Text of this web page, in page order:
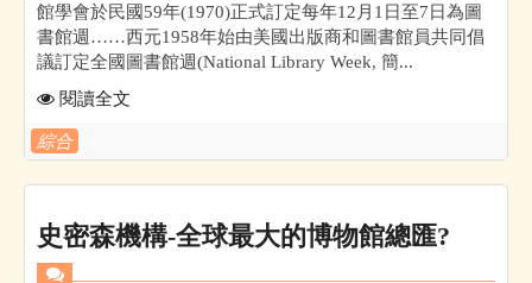
館學會於民國59年(1970)正式訂定每年12月1日至7日為圖
書館週……西元1958年始由美國出版商和圖書館員共同倡
議訂定全國圖書館週(National Library Week, 簡...
閱讀全文
綜合
史密森機構-全球最大的博物館總匯?